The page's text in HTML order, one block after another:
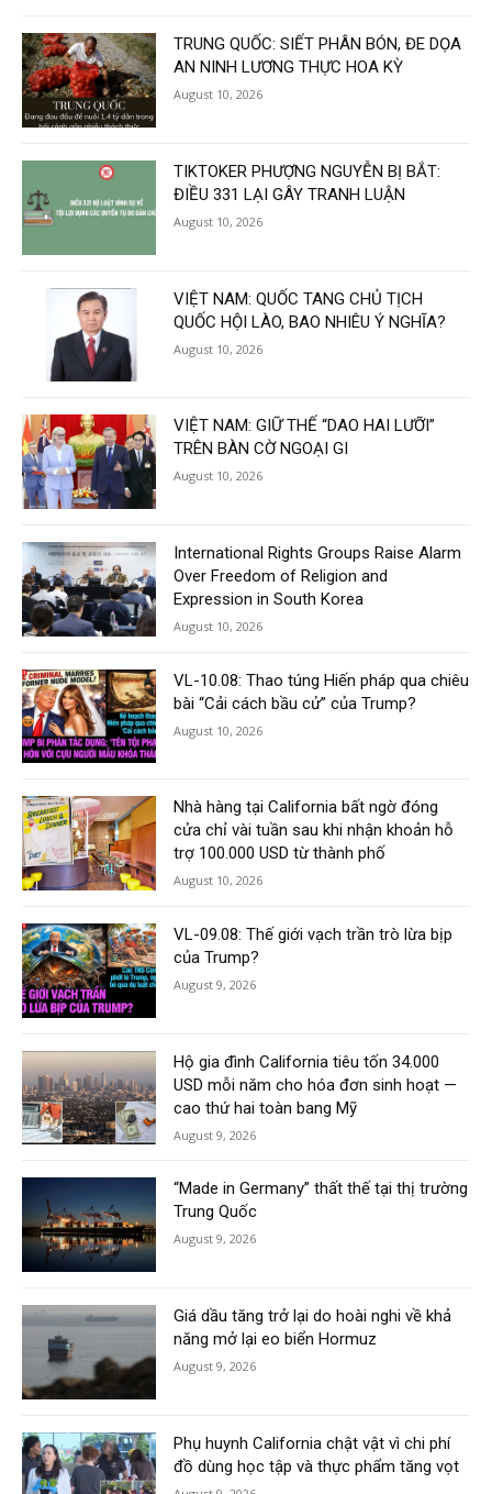
TRUNG QUỐC: SIẾT PHÂN BÓN, ĐE DỌA
AN NINH LƯƠNG THỰC HOA KỲ
August 10, 2026
TIKTOKER PHƯỢNG NGUYỄN BỊ BẮT:
ĐIỀU 331 LẠI GÂY TRANH LUẬN
August 10, 2026
VIỆT NAM: QUỐC TANG CHỦ TỊCH
QUỐC HỘI LÀO, BAO NHIÊU Ý NGHĨA?
August 10, 2026
VIỆT NAM: GIỮ THẾ “DAO HAI LƯỠI”
TRÊN BÀN CỜ NGOẠI GI
August 10, 2026
International Rights Groups Raise Alarm
Over Freedom of Religion and
Expression in South Korea
August 10, 2026
VL-10.08: Thao túng Hiến pháp qua chiêu
bài “Cải cách bầu cử” của Trump?
August 10, 2026
Nhà hàng tại California bất ngờ đóng
cửa chỉ vài tuần sau khi nhận khoản hỗ
trợ 100.000 USD từ thành phố
August 10, 2026
VL-09.08: Thế giới vạch trần trò lừa bịp
của Trump?
August 9, 2026
Hộ gia đình California tiêu tốn 34.000
USD mỗi năm cho hóa đơn sinh hoạt —
cao thứ hai toàn bang Mỹ
August 9, 2026
“Made in Germany” thất thế tại thị trường
Trung Quốc
August 9, 2026
Giá dầu tăng trở lại do hoài nghi về khả
năng mở lại eo biển Hormuz
August 9, 2026
Phụ huynh California chật vật vì chi phí
đồ dùng học tập và thực phẩm tăng vọt